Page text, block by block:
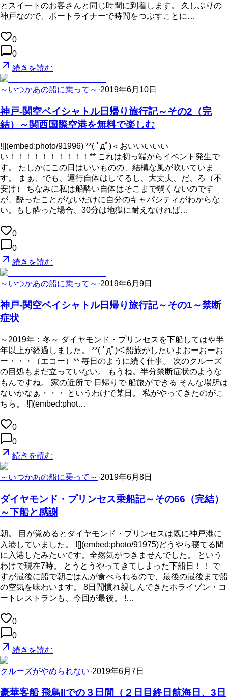
とスイートのお客さんと同じ時間に到着します。 久しぶりの
神戸なので、ポートライナーで時間をつぶすことに…
0
0
続きを読む
～いつかあの船に乗って～ ·2019年6月10日
神戸-関空ベイシャトル日帰り旅行記～その2（完
結）～関西国際空港を無料で楽しむ
![](embed:photo/91996) **( ﾟдﾟ)＜おいいいいい
い！！！！！！！！！！** これは初っ端からイベント発生で
す。 たしかにこの日はいいものの、結構な風が吹いていま
す。 まぁ、でも、運行自体はしてるし、大丈夫、だ、ろ（不
安げ） ちなみに私は船酔い自体はそこまで弱くないのです
が、酔ったことがないだけに自分のキャパシティがわからな
い。もし酔った場合、30分は地獄に耐えなければ…
0
0
続きを読む
～いつかあの船に乗って～ ·2019年6月9日
神戸-関空ベイシャトル日帰り旅行記～その1～禁断
症状
～2019年：冬～ ダイヤモンド・プリンセスを下船してはや半
年以上が経過しました。 **( ﾟдﾟ)＜船旅がしたいよおーおーお
ー・・・（エコー）** 毎日のように続く仕事。 次のクルーズ
の目処もまだ立っていない。 もうね。半分禁断症状のような
もんですね。 家の近所で 日帰りで 船旅ができる そんな場所は
ないかなぁ・・・ というわけで某日。 私がやってきたのがこ
ちら。 ![](embed:phot…
0
0
続きを読む
～いつかあの船に乗って～ ·2019年6月8日
ダイヤモンド・プリンセス乗船記～その66（完結）
～下船と感謝
朝。 目が覚めるとダイヤモンド・プリンセスは既に神戸港に
入港していました。 ![](embed:photo/91975)どうやら寝てる間
に入港したみたいです。全然気がつきませんでした。 という
わけで現在7時。 とうとうやってきてしまった下船日！！ で
すが最後に船で朝ごはんが食べられるので、最後の最後まで船
の空気を味わいます。 8日間慣れ親しんできたホライゾン・コ
ートレストランも、今回が最後。 !…
0
0
続きを読む
クルーズがやめられない·2019年6月7日
豪華客船 飛鳥IIでの３日間（２日目終日航海日、3日